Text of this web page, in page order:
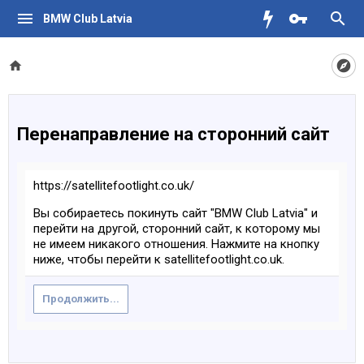
BMW Club Latvia
Перенаправление на сторонний сайт
https://satellitefootlight.co.uk/
Вы собираетесь покинуть сайт "BMW Club Latvia" и
перейти на другой, сторонний сайт, к которому мы
не имеем никакого отношения. Нажмите на кнопку
ниже, чтобы перейти к satellitefootlight.co.uk.
Продолжить...